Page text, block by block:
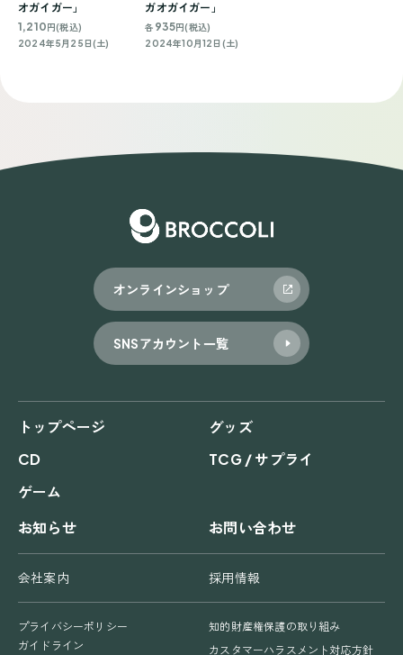
オガイガー」
1,210 円(税込)
2024年5月25日(土)
ガオガイガー」
各 935円(税込)
2024年10月12日(土)
オンラインショップ
SNSアカウント一覧
トップページ
グッズ
CD
TCG / サプライ
ゲーム
お知らせ
お問い合わせ
会社案内 採用情報
プライバシーポリシー
知的財産権保護の取り組み
ガイドライン
カスタマーハラスメント対応方針